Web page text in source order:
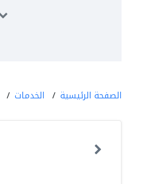
الصفحة الرئيسية الخدمات